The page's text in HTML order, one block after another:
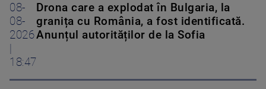
08-
08-
2026
|
18:47
Drona care a explodat în Bulgaria, la
granița cu România, a fost identificată.
Anunțul autorităților de la Sofia